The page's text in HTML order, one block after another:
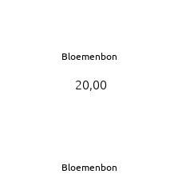
Groen & Decoratief
Bloemen per soort
Bloemenbon
20,00
Bloemenbon